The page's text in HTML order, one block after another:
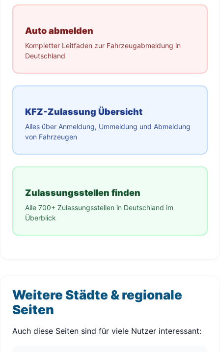
Auto abmelden
Kompletter Leitfaden zur Fahrzeugabmeldung in
Deutschland
KFZ-Zulassung Übersicht
Alles über Anmeldung, Ummeldung und Abmeldung
von Fahrzeugen
Zulassungsstellen finden
Alle 700+ Zulassungsstellen in Deutschland im
Überblick
Weitere Städte & regionale
Seiten
Auch diese Seiten sind für viele Nutzer interessant: